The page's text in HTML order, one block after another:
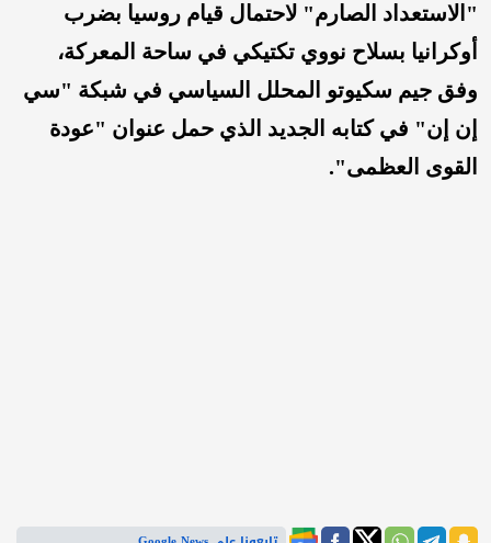
"الاستعداد الصارم" لاحتمال قيام روسيا بضرب
أوكرانيا بسلاح نووي تكتيكي في ساحة المعركة،
وفق جيم سكيوتو المحلل السياسي في شبكة "سي
إن إن" في كتابه الجديد الذي حمل عنوان "عودة
القوى العظمى".